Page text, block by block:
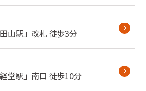
山駅 」 改札 徒歩3分
経堂駅」 南口 徒歩10分